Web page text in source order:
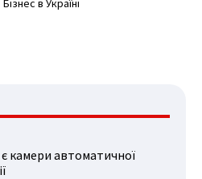
Бізнес в Україні
камери автоматичної